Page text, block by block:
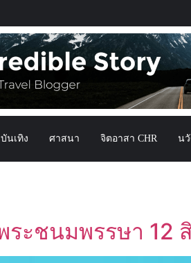
บันเทิง ศาสนา จิตอาสา CHR น
ระชนมพรรษา 12